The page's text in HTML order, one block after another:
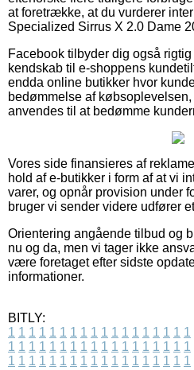
at foretrække, at du vurderer
Specialized Sirrus X 2.0 Dame
Facebook tilbyder dig også
kendskab til e-shoppens
endda online butikker hvor
bedømmelse af
anvendes til at bedømme
Vores side finansieres af
hold af e-butikker i form af at vi
varer, og opnår provision under
bruger vi sender videre udfører
Orientering angående tilbud og
nu og da, men vi tager ikke
være foretaget efter sidste
informationer.
BITLY:
1 1 1 1 1 1 1 1 1 1 1 1 1 1 1 1 1 1
1 1 1 1 1 1 1 1 1 1 1 1 1 1 1 1 1 1
1 1 1 1 1 1 1 1 1 1 1 1 1 1 1 1 1 1